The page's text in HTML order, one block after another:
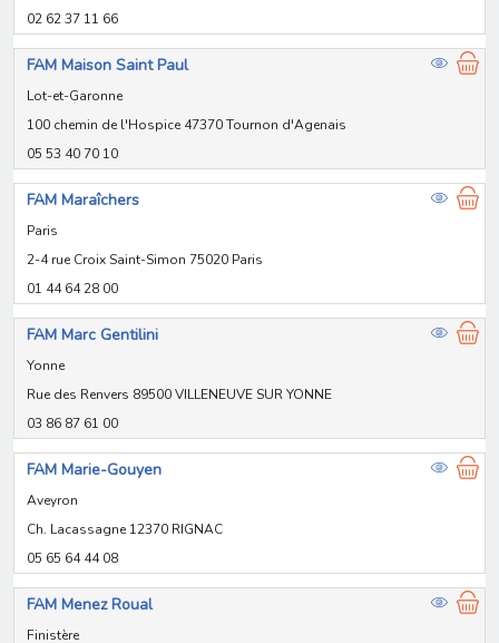
02 62 37 11 66
FAM Maison Saint Paul
Lot-et-Garonne
100 chemin de l'Hospice 47370 Tournon d'Agenais
05 53 40 70 10
FAM Maraîchers
Paris
2-4 rue Croix Saint-Simon 75020 Paris
01 44 64 28 00
FAM Marc Gentilini
Yonne
Rue des Renvers 89500 VILLENEUVE SUR YONNE
03 86 87 61 00
FAM Marie-Gouyen
Aveyron
Ch. Lacassagne 12370 RIGNAC
05 65 64 44 08
FAM Menez Roual
Finistère